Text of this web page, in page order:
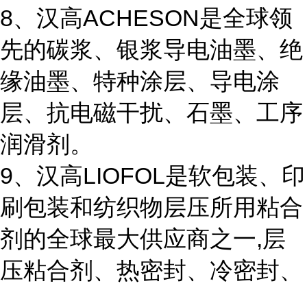
8、汉高ACHESON是全球领
先的碳浆、银浆导电油墨、绝
缘油墨、特种涂层、导电涂
层、抗电磁干扰、石墨、工序
润滑剂。
9、汉高LIOFOL是软包装、印
刷包装和纺织物层压所用粘合
剂的全球最大供应商之一,层
压粘合剂、热密封、冷密封、